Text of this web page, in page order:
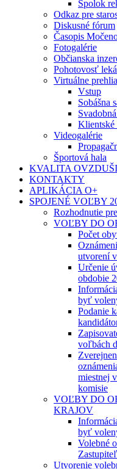
Spolok
Odkaz pre
Diskusné fórum
Časopis
Fotogalérie
Občianska
Pohotovosť
Virtuálne
Vstup
Sobášna
Klientské
Videogalérie
Športová hala
KVALITA
KONTAKTY
APLIKÁCIA O+
SPOJENÉ VOĽBY
Rozhodnutie
VOĽBY DO
Počet
utvorení
Určenie
obdobie
byť
Podanie
voľbách
miestnej
komisie
VOĽBY DO
KRAJOV
byť
Volebné
Utvorenie